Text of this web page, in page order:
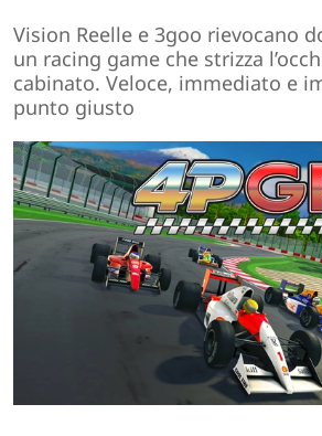
Vision Reelle e 3goo rievocano
un racing game che strizza
cabinato. Veloce, immediato e
punto giusto